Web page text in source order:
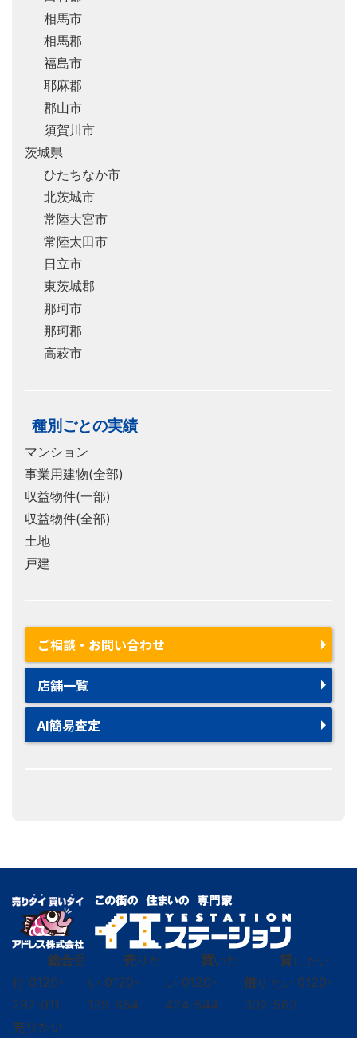
相馬市
相馬郡
福島市
耶麻郡
郡山市
須賀川市
茨城県
ひたちなか市
北茨城市
常陸大宮市
常陸太田市
日立市
東茨城郡
那珂市
那珂郡
高萩市
種別ごとの実績
マンション
事業用建物(全部)
収益物件(一部)
収益物件(全部)
土地
戸建
ご相談・お問い合わせ
店舗一覧
AI簡易査定
総合受
付 0120-
297-011
売りた
い 0120-
139-664
買いた
い 0120-
424-544
貸し たい
借り たい 0120-
302-563
売りたい